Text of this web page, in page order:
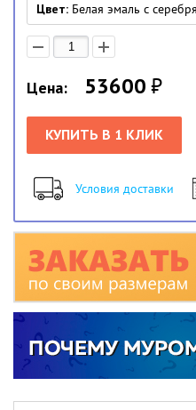
Цвет: Белая эмаль с
Цена: 53600₽
КУПИТЬ В 1 КЛИК
Условия доставки